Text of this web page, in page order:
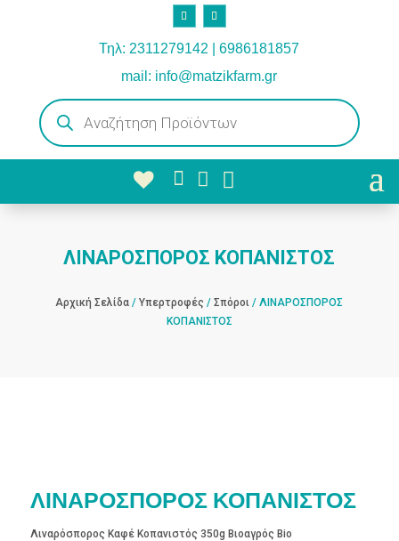
Τηλ: 2311279142 | 6986181857
mail: info@matzikfarm.gr
Products
search
  
ΛΙΝΑΡΟΣΠΟΡΟΣ ΚΟΠΑΝΙΣΤΟΣ
Αρχική Σελίδα /Υπερτροφές /Σπόροι / ΛΙΝΑΡΟΣΠΟΡΟΣ
ΚΟΠΑΝΙΣΤΟΣ
ΛΙΝΑΡΟΣΠΟΡΟΣ ΚΟΠΑΝΙΣΤΟΣ
Λιναρόσπορος Καφέ Κοπανιστός 350g Βιοαγρός Bio